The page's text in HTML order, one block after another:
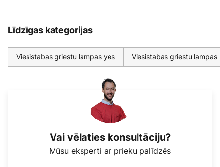
Līdzīgas kategorijas
Viesistabas griestu lampas yes Viesistabas griestu lampas
Vai vēlaties konsultāciju?
Mūsu eksperti ar prieku palīdzēs